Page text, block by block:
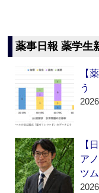
薬事日報 薬学生
【
う
【
ア
ツ